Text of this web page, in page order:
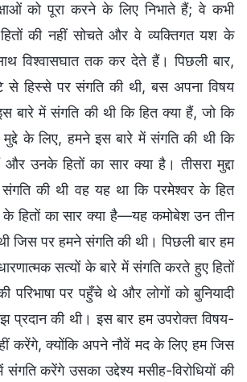
को पूरा करने के लिए निभाते हैं; वे कभी
की नहीं सोचते और वे व्यक्तिगत यश के
विश्वासघात तक कर देते हैं। पिछली बार,
हिस्से पर संगति की थी, बस अपना विषय
बारे में संगति की थी कि हित क्या हैं, जो कि
मुद्दे के लिए, हमने इस बारे में संगति की थी कि
उनके हितों का सार क्या है। तीसरा मुद्दा
की थी वह यह था कि परमेश्वर के हित
हितों का सार क्या है—यह कमोबेश उन तीन
जिस पर हमने संगति की थी। पिछली बार हम
सत्यों के बारे में संगति करते हुए हितों
परिभाषा पर पहुँचे थे और लोगों को बुनियादी
प्रदान की थी। इस बार हम उपरोक्त विषय-
करेंगे, क्योंकि अपने नौवें मद के लिए हम जिस
करेंगे उसका उद्देश्य मसीह-विरोधियों की